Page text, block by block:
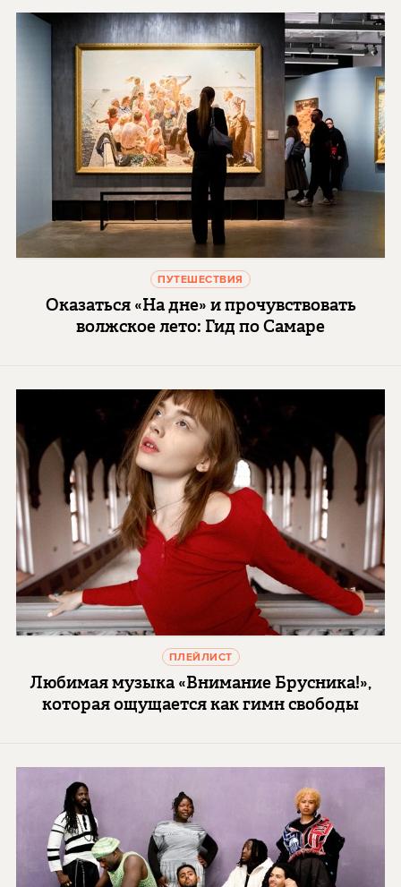
ПУТЕШЕСТВИЯ
Оказаться «На дне» и прочувствовать
волжское лето: Гид по Самаре
ПЛЕЙЛИСТ
Любимая музыка «Внимание Брусника!»,
которая ощущается как гимн свободы